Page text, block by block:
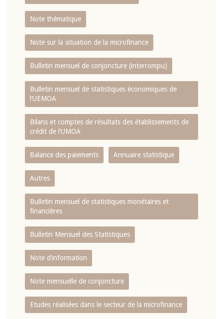
Note thématique
Note sur la situation de la microfinance
Bulletin mensuel de conjoncture (interrompu)
Bulletin mensuel de statistiques économiques de
l‘UEMOA
Bilans et comptes de résultats des établissements de
crédit de l‘UMOA
Balance des paiements Annuaire statistique
Autres
Bulletin mensuel de statistiques monétaires et
financières
Bulletin Mensuel des Statistiques
Note d’information
Note mensuelle de conjoncture
Etudes réalisées dans le secteur de la microfinance